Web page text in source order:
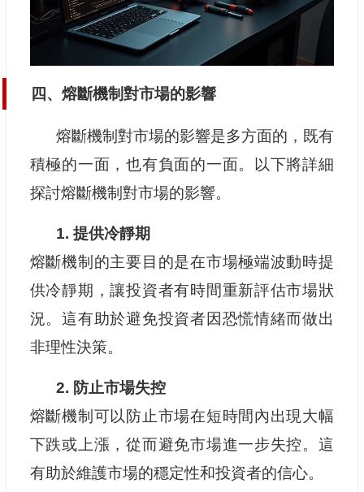
四、熔斷機制對市場的影響
熔斷機制對市場的影響是多方面的，既有
積極的一面，也有負面的一面。以下將詳細
探討熔斷機制對市場的影響。
1. 提供冷靜期
熔斷機制的主要目的是在市場極端波動時提
供冷靜期，讓投資者有時間重新評估市場狀
況。這有助於避免投資者因恐慌情緒而做出
非理性決策。
2. 防止市場失控
熔斷機制可以防止市場在短時間內出現大幅
下跌或上漲，從而避免市場進一步失控。這
有助於維護市場的穩定性和投資者的信心。